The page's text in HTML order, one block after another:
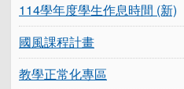
114學年度學生作息時間 (新)
國風課程計畫
教學正常化專區